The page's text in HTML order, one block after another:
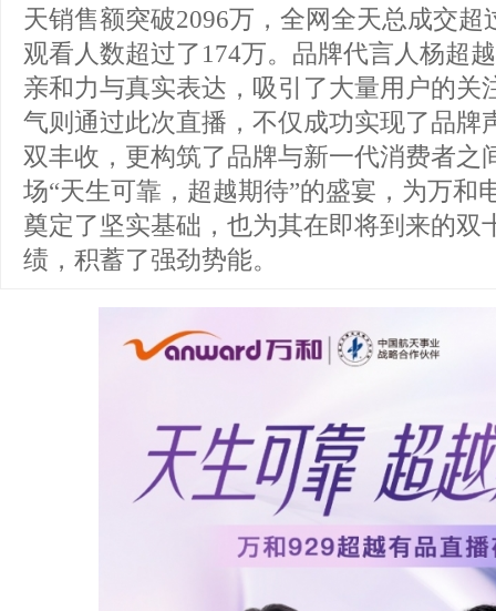
天销售额突破2096万，全网全天总成交超
观看人数超过了174万。品牌代言人杨超
亲和力与真实表达，吸引了大量用户的关
气则通过此次直播，不仅成功实现了品牌
双丰收，更构筑了品牌与新一代消费者之
场“天生可靠，超越期待”的盛宴，为万和
奠定了坚实基础，也为其在即将到来的双
绩，积蓄了强劲势能。